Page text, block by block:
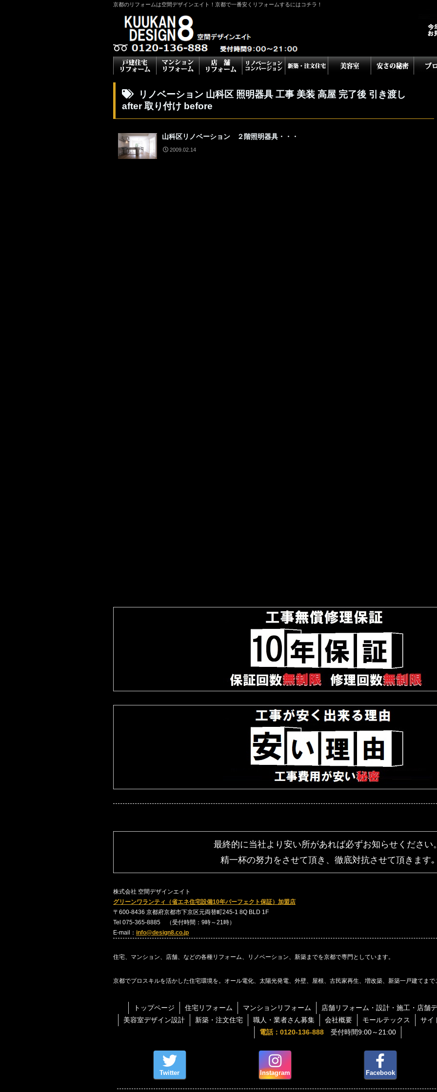
京都のリフォームは空間デザインエイト！京都で一番安くリフォームするにはコチラ！
リノベーション 山科区 照明器具 工事 美装 高屋 完了後 引き渡し
after 取り付け before
山科区リノベーション ２階照明器具・・・
2009.02.14
最終的に当社より安い所があれば必ずお知らせください
精一杯の努力をさせて頂き、 徹底対抗させて頂きます｡
株式会社 空間デザインエイト
グリーンワランティ（省エネ住宅設備10年パーフェクト保証）加盟店
〒600-8436 京都府京都市下京区元両替町245-1 8Q BLD 1F
Tel 075-365-8885 （受付時間：9時～21時）
E-mail： info@design8.co.jp
住宅、マンション、店舗、などの各種リフォーム、リノベーション、新築までを京都で専門としています。
京都でプロスキルを活かした住宅環境を。オール電化、太陽光発電、外壁、屋根、古民家再生、増改築、新築一戸建てま
トップページ 住宅リフォーム マンションリフォーム
店舗リフォーム・設計・施工・店
美容室デザイン設計
新築・注文住宅 職人・業者さん募集 会社概要 モールテックス
サイ
電話：0120-136-888 受付時間9:00～21:00
Twitter Instagram Facebook